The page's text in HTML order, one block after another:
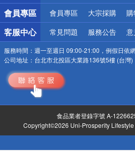
會員專區 會員專區 大宗採購
客服中心 常見問題 服務公告
服務時間： 週一至週日 09:00-21:00，例假日依
公司地址： 台北市北投區大業路136號5樓 (台灣)
食品業者登錄字號 A-
Copyright©2026 Uni-Prosperity